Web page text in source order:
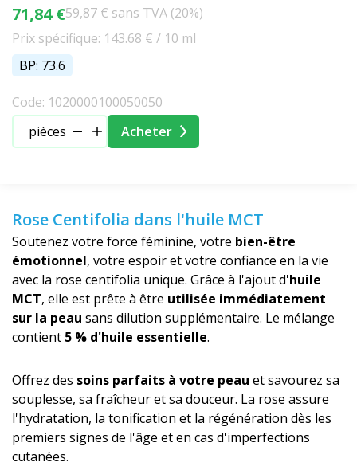
71,84 €59,87 € sans TVA (20%)
Prix spécifique: 143.68 € / 10 ml
BP: 73.6
Code: 1020000100050050
pièces
Acheter
Rose Centifolia dans l'huile MCT
Soutenez votre force féminine, votre bien-être
émotionnel, votre espoir et votre confiance en la vie
avec la rose centifolia unique. Grâce à l'ajout d'huile
MCT, elle est prête à être utilisée immédiatement
sur la peau sans dilution supplémentaire. Le mélange
contient 5 % d'huile essentielle.
Offrez des soins parfaits à votre peau et savourez sa
souplesse, sa fraîcheur et sa douceur. La rose assure
l'hydratation, la tonification et la régénération dès les
premiers signes de l'âge et en cas d'imperfections
cutanées.